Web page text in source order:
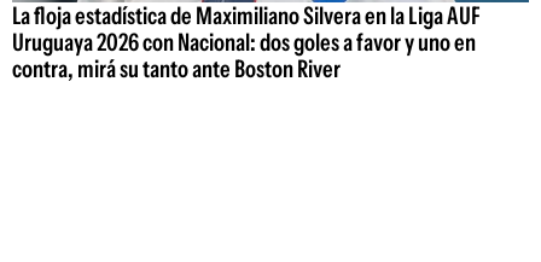
La floja estadística de Maximiliano Silvera en la Liga AUF
Uruguaya 2026 con Nacional: dos goles a favor y uno en
contra, mirá su tanto ante Boston River